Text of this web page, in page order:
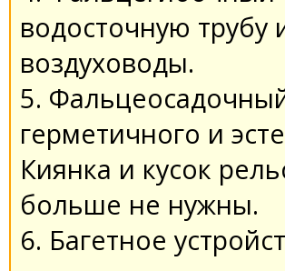
водосточную
воздуховоды.
5.
герметичного и
Киянка и кусок
больше не нужны.
6. Багетное